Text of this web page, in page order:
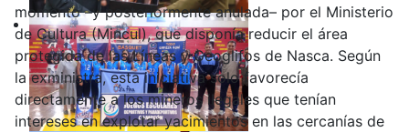
momento –y posteriormente anulada– por el Ministerio
de Cultura (Mincul), que disponía reducir el área
protegida de las Líneas y Geoglifos de Nasca. Según
la exministra, esta iniciativa solo favorecía
directamente a los mineros ilegales que tenían
intereses en explotar yacimientos en las cercanías de